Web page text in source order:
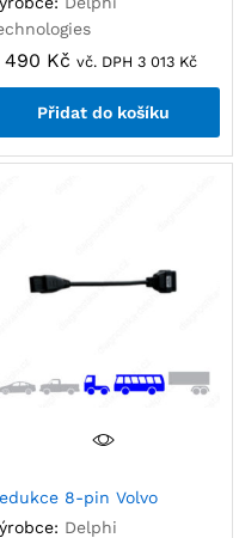
490 Kč vč. DPH 3 013 Kč
Přidat do košíku
8-pin Volvo
Delphi